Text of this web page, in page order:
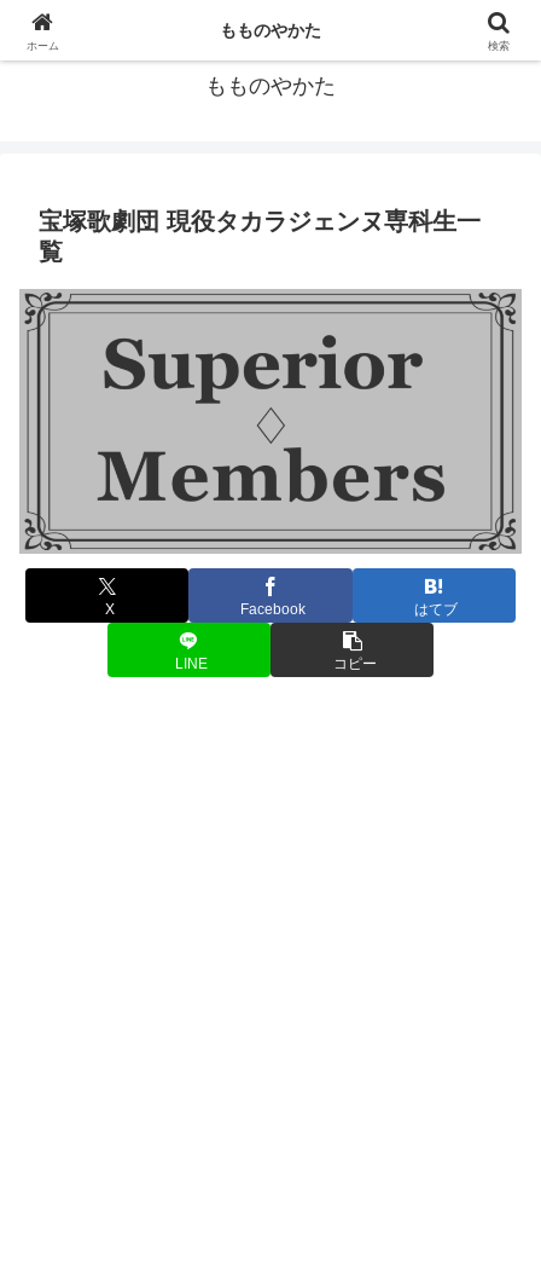
宝塚歌劇団の個人的データ集
もものやかた
宝塚歌劇団 現役タカラジェンヌ専科生一
覧
X Facebook はてブ
LINE コピー
ホーム
もものやかた
検索